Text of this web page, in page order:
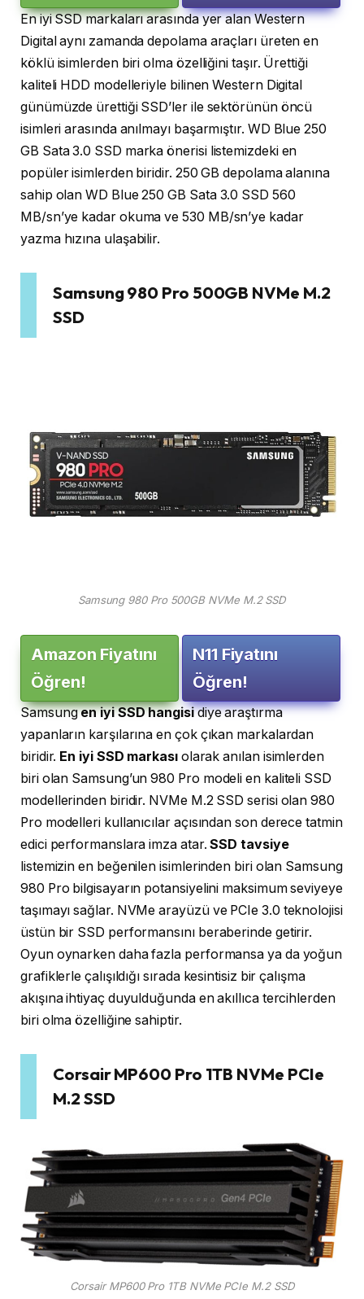
En iyi SSD markaları arasında yer alan Western
Digital aynı zamanda depolama araçları üreten en
köklü isimlerden biri olma özelliğini taşır. Ürettiği
kaliteli HDD modelleriyle bilinen Western Digital
günümüzde ürettiği SSD’ler ile sektörünün öncü
isimleri arasında anılmayı başarmıştır. WD Blue 250
GB Sata 3.0 SSD marka önerisi listemizdeki en
popüler isimlerden biridir. 250 GB depolama alanına
sahip olan WD Blue 250 GB Sata 3.0 SSD 560
MB/sn’ye kadar okuma ve 530 MB/sn’ye kadar
yazma hızına ulaşabilir.
Samsung 980 Pro 500GB NVMe M.2
SSD
Samsung 980 Pro 500GB NVMe M.2 SSD
Amazon Fiyatını
Öğren!
N11 Fiyatını
Öğren!
Samsungen iyi SSD hangisidiye araştırma
yapanların karşılarına en çok çıkan markalardan
biridir. En iyi SSD markası olarak anılan isimlerden
biri olan Samsung’un 980 Pro modeli en kaliteli SSD
modellerinden biridir. NVMe M.2 SSD serisi olan 980
Pro modelleri kullanıcılar açısından son derece tatmin
edici performanslara imza atar.SSD tavsiye
listemizin en beğenilen isimlerinden biri olan Samsung
980 Pro bilgisayarın potansiyelini maksimum seviyeye
taşımayı sağlar. NVMe arayüzü ve PCIe 3.0 teknolojisi
üstün bir SSD performansını beraberinde getirir.
Oyun oynarken daha fazla performansa ya da yoğun
grafiklerle çalışıldığı sırada kesintisiz bir çalışma
akışına ihtiyaç duyulduğunda en akıllıca tercihlerden
biri olma özelliğine sahiptir.
Corsair MP600 Pro 1TB NVMe PCIe
M.2 SSD
Corsair MP600 Pro 1TB NVMe PCIe M.2 SSD